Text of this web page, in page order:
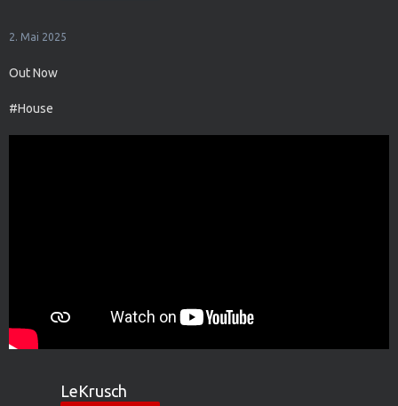
2. Mai 2025
Out Now
#House
LeKrusch